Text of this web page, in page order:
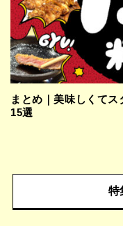
まとめ｜美味しくて
15選
特